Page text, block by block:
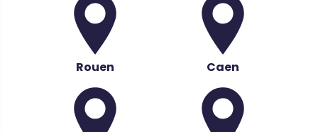
Rouen Caen